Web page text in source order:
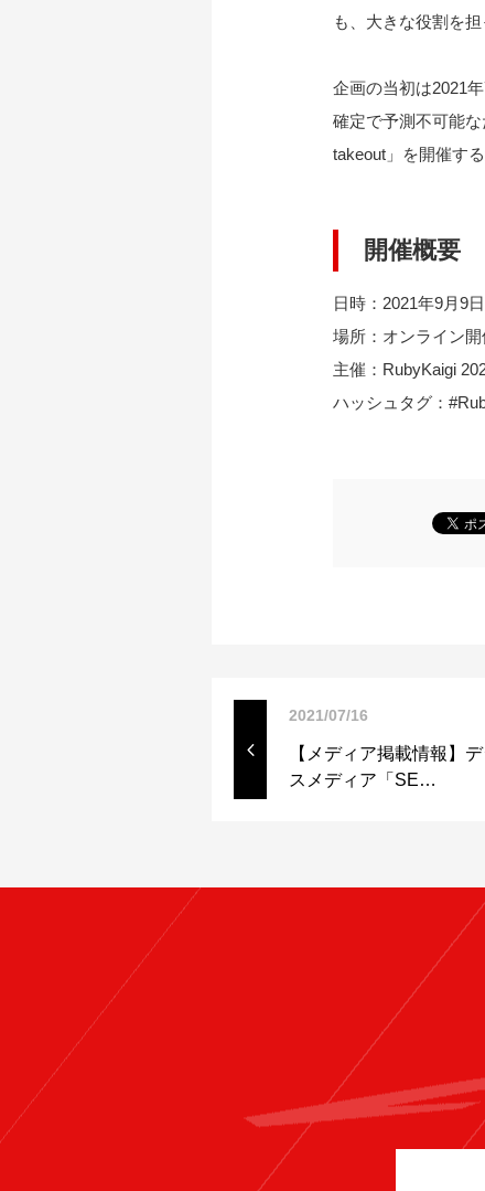
も、大きな役割を担
企画の当初は2021
確定で予測不可能
takeout」を開催す
開催概要
日時：2021年9月9
場所：オンライン開
主催：RubyKaigi
ハッシュタグ：
2021/07/16
【メディア掲載情報】
スメディア「SE…